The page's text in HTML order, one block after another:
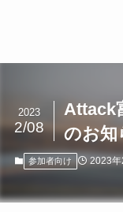
Attack
のお知
2023
2/08
参加者向け 2023年